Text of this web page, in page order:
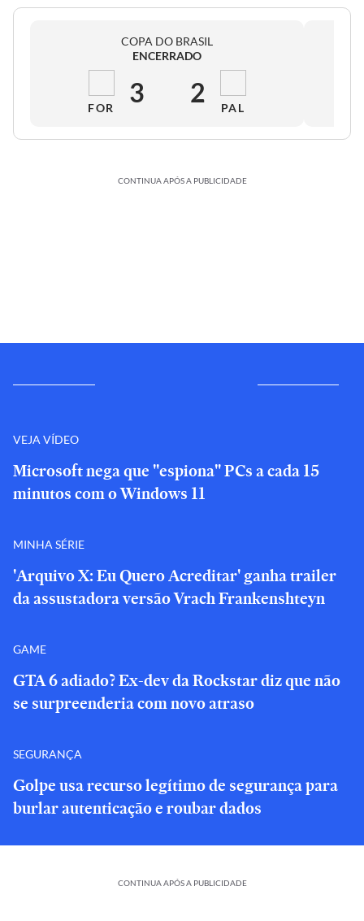
COPA DO BRASIL
ENCERRADO
FOR 3 2 PAL
CONTINUA APÓS A PUBLICIDADE
VEJA VÍDEO
Microsoft nega que "espiona" PCs a cada 15
minutos com o Windows 11
MINHA SÉRIE
'Arquivo X: Eu Quero Acreditar' ganha trailer
da assustadora versão Vrach Frankenshteyn
GAME
GTA 6 adiado? Ex-dev da Rockstar diz que não
se surpreenderia com novo atraso
SEGURANÇA
Golpe usa recurso legítimo de segurança para
burlar autenticação e roubar dados
CONTINUA APÓS A PUBLICIDADE